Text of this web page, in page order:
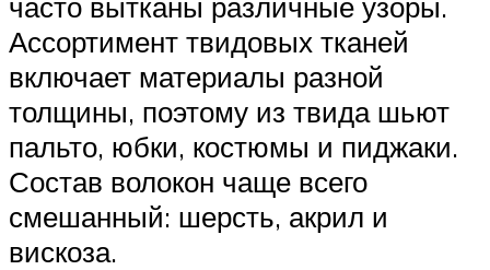
Ассортимент твидовых тканей
включает материалы разной
толщины, поэтому из твида шьют
пальто, юбки, костюмы и пиджаки.
Состав волокон чаще всего
смешанный: шерсть, акрил и
вискоза.